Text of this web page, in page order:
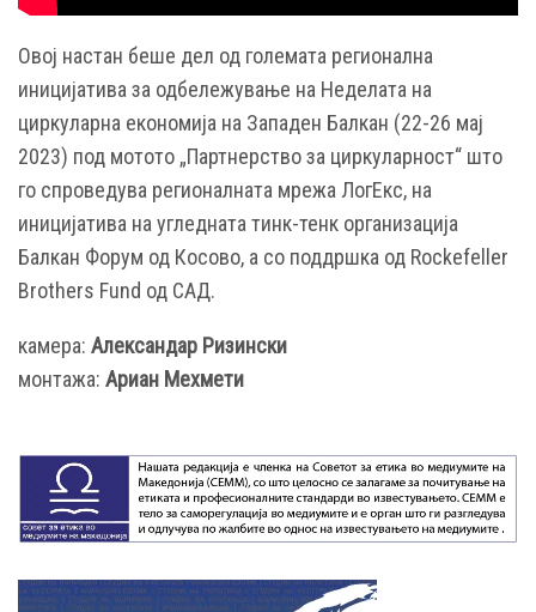
Овој настан беше дел од големата регионална
иницијатива за одбележување на Неделата на
циркуларна економија на Западен Балкан (22-26 мај
2023) под мотото „Партнерство за циркуларност“ што
го спроведува регионалната мрежа ЛогЕкс, на
иницијатива на угледната тинк-тенк организација
Балкан Форум од Косово, а со поддршка од Rockefeller
Brothers Fund од САД.
камера: Александар Ризински
монтажа: Ариан Мехмети